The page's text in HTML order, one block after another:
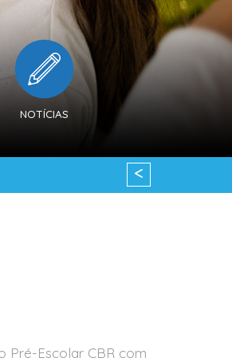
NOTÍCIAS
<
Pré-Escolar CBR com